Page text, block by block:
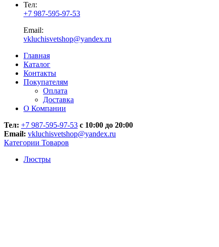
Тел:
+7 987-595-97-53
Email:
vkluchisvetshop@yandex.ru
Главная
Каталог
Контакты
Покупателям
Оплата
Доставка
О Компании
Тел: +7 987-595-97-53 с 10:00 до 20:00
Email: vkluchisvetshop@yandex.ru
Категории Товаров
Люстры